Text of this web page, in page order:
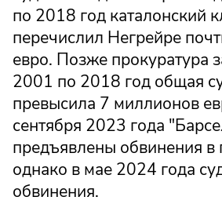
по 2018 год каталонский
перечислил Негрейре
евро. Позже прокуратура
2001 по 2018 год общая
превысила 7 миллионов
сентября 2023 года
предъявлены обвинения в
однако в мае 2024 года
обвинения.